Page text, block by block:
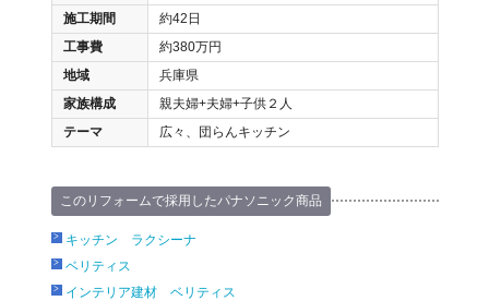
施工期間
約42日
工事費
約380万円
地域
兵庫県
家族構成
親夫婦+夫婦+子供２人
テーマ
広々、団らんキッチン
このリフォームで採用したパナソニック商品
キッチン ラクシーナ
ベリティス
インテリア建材 ベリティス